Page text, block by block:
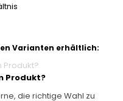
Varianten erhältlich:
Produkt?
die richtige Wahl zu